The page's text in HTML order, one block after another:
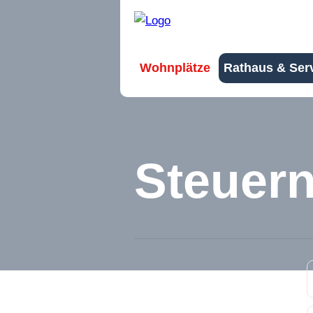
Wohnplätze Rathaus &
Steuern